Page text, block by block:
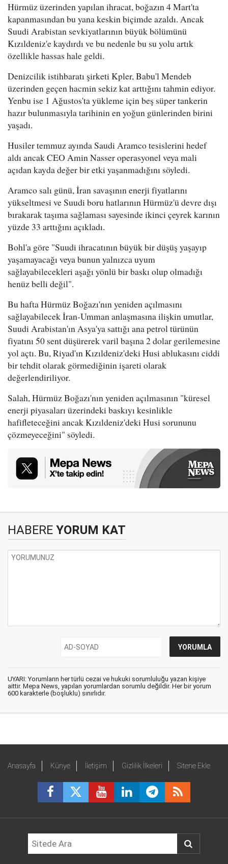
Hürmüz üzerinden yapılan ihracat, boğazın 4 Mart'ta
kapanmasından bu yana keskin biçimde azaldı. Ancak
Suudi Arabistan sevkiyatlarının büyük bölümünü
Kızıldeniz'e kaydırdı ve bu nedenle bu su yolu artık
özellikle hassas hale geldi.
Denizcilik istihbaratı şirketi Kpler, Babu'l Mendeb
üzerinden geçen hacmin sekiz kat arttığını tahmin ediyor.
Yenbu ise 1 Ağustos'ta yükleme için beş süper tankerin
hazır bulunmasıyla tarihinin en yoğun günlerinden birini
yaşadı.
Husiler temmuz ayında Saudi Aramco tesislerini hedef
aldı ancak CEO Amin Nasser operasyonel veya mali
açıdan kayda değer bir etki yaşanmadığını söyledi.
Aramco salı günü, İran savaşının enerji fiyatlarını
yükseltmesi ve Suudi boru hatlarının Hürmüz'ü devre dışı
bırakarak taşıma sağlaması sayesinde ikinci çeyrek karının
yüzde 33 arttığını açıkladı.
Bohl'a göre "Suudi ihracatının büyük bir düşüş yaşayıp
yaşamayacağı veya bunun yalnızca uyum
sağlayabilecekleri aşağı yönlü bir baskı olup olmadığı
henüz belli değil".
Bu hafta Hürmüz Boğazı'nın yeniden açılmasını
sağlayabilecek İran-Umman anlaşmasına ilişkin umutlar,
Suudi Arabistan'ın Asya'ya sattığı ana petrol türünün
fiyatını 50 sent düşürerek varil başına 2 dolar gerilemesine
yol açtı. Bu, Riyad'ın Kızıldeniz'deki Husi ablukasını ciddi
bir tehdit olarak görmediğinin işareti olarak
değerlendiriliyor.
Salah, Hürmüz Boğazı'nın yeniden açılmasının "küresel
enerji piyasaları üzerindeki baskıyı kesinlikle
hafifleteceğini ancak Kızıldeniz'deki Husi sorununu
çözmeyeceğini" söyledi.
HABERE YORUM KAT
UYARI: Yorumların her türlü cezai ve hukuki sorumluluğu yazan kişiye
aittir. Mepa News, yapılan yorumlardan sorumlu değildir. Her bir yorum
600 karakterle (boşluklu) sınırlıdır.
Anasayfa Künye İletişim Gizlilik İlkeleri Sitene Ekle